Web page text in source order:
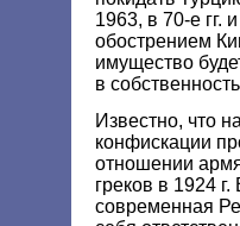
1963, в 70-е гг.
обострением
имущество
в
Известно, что
конфискации
отношении
греков в 1924
современная